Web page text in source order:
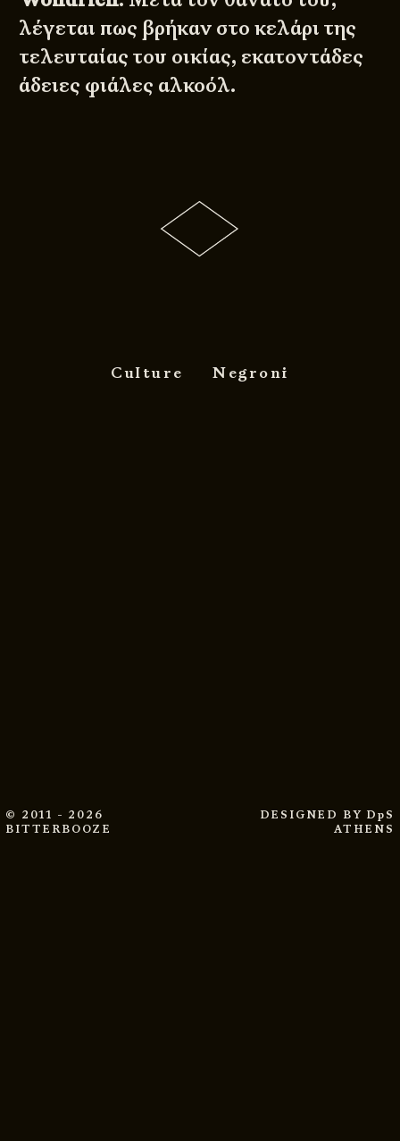
λέγεται πως βρήκαν στο κελάρι της
τελευταίας του οικίας, εκατοντάδες
άδειες φιάλες αλκοόλ.
Culture Negroni
© 2011 - 2026
BITTERBOOZE
DESIGNED BY DpS
ATHENS